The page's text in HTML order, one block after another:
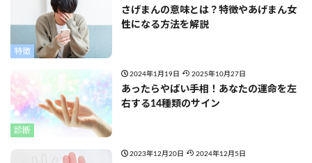
特徴
さげまんの意味とは？特徴やあげまん女
性になる方法を解説
診断
2024年1月19日 2025年10月27日
あったらやばい手相！あなたの運命を左
右する14種類のサイン
2023年12月20日 2024年12月5日